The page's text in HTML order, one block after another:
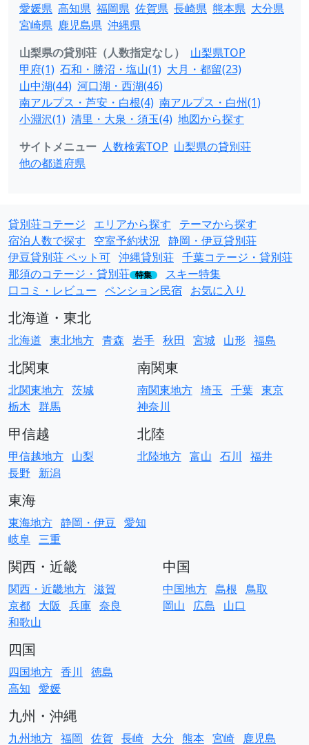
愛媛県 高知県 福岡県 佐賀県 長崎県 熊本県 大分県
宮崎県 鹿児島県 沖縄県
山梨県の貸別荘（人数指定なし）
山梨県TOP
甲府(1) 石和・勝沼・塩山(1) 大月・都留(23)
山中湖(44) 河口湖・西湖(46)
南アルプス・芦安・白根(4) 南アルプス・白州(1)
小淵沢(1) 清里・大泉・須玉(4) 地図から探す
サイトメニュー 人数検索TOP 山梨県の貸別荘
他の都道府県
貸別荘コテージ エリアから探す
テーマから探す
宿泊人数で探す
空室予約状況 静岡・伊豆貸別荘
伊豆貸別荘 ペット可 沖縄貸別荘 千葉コテージ・貸別荘
那須のコテージ・貸別荘 特集
スキー特集
口コミ・レビュー ペンション民宿 お気に入り
北海道・東北
北海道 東北地方 青森 岩手 秋田 宮城 山形 福島
北関東
北関東地方 茨城
栃木 群馬
南関東
南関東地方 埼玉 千葉 東京
神奈川
甲信越
甲信越地方 山梨
長野
新潟
北陸
北陸地方 富山 石川 福井
東海
東海地方 静岡・伊豆 愛知
岐阜 三重
関西・近畿
関西・近畿地方 滋賀
京都 大阪 兵庫 奈良
和歌山
中国
中国地方 島根 鳥取
岡山
広島 山口
四国
四国地方 香川
徳島
高知 愛媛
九州・沖縄
九州地方 福岡 佐賀 長崎 大分 熊本 宮崎 鹿児島